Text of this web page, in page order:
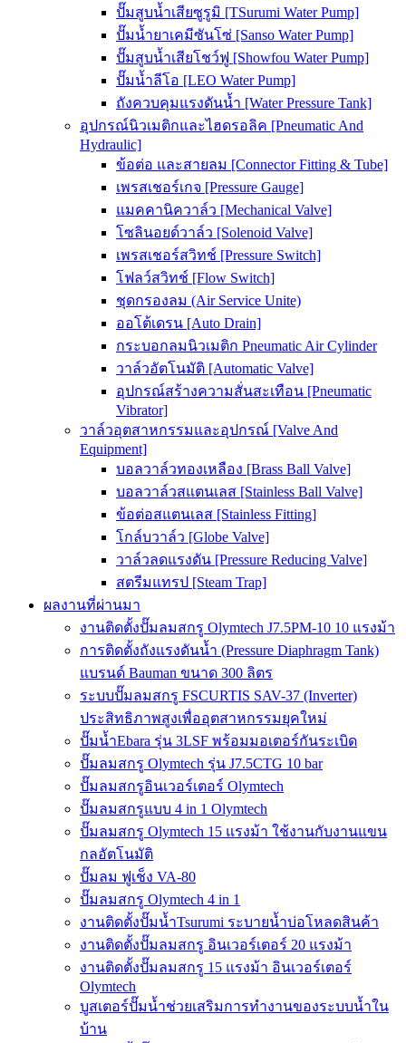
ปั๊มสูบน้ำเสียซูรูมิ [TSurumi Water Pump]
ปั๊มน้ำยาเคมีซันโซ่ [Sanso Water Pump]
ปั๊มสูบน้ำเสียโชว์ฟู [Showfou Water Pump]
ปั๊มน้ำลีโอ [LEO Water Pump]
ถังควบคุมแรงดันน้ำ [Water Pressure Tank]
อุปกรณ์นิวเมติกและไฮดรอลิค [Pneumatic And
Hydraulic]
ข้อต่อ และสายลม [Connector Fitting & Tube]
เพรสเชอร์เกจ [Pressure Gauge]
แมคคานิควาล์ว [Mechanical Valve]
โซลินอยด์วาล์ว [Solenoid Valve]
เพรสเชอร์สวิทช์ [Pressure Switch]
โฟลว์สวิทช์ [Flow Switch]
ชุดกรองลม (Air Service Unite)
ออโต้เดรน [Auto Drain]
กระบอกลมนิวเมติก Pneumatic Air Cylinder
วาล์วอัตโนมัติ [Automatic Valve]
อุปกรณ์สร้างความสั่นสะเทือน [Pneumatic
Vibrator]
วาล์วอุตสาหกรรมและอุปกรณ์ [Valve And
Equipment]
บอลวาล์วทองเหลือง [Brass Ball Valve]
บอลวาล์วสแตนเลส [Stainless Ball Valve]
ข้อต่อสแตนเลส [Stainless Fitting]
โกล์บวาล์ว [Globe Valve]
วาล์วลดแรงดัน [Pressure Reducing Valve]
สตรีมแทรป [Steam Trap]
ผลงานที่ผ่านมา
งานติดตั้งปั๊มลมสกรู Olymtech J7.5PM-10 10 แรงม้า
การติดตั้งถังแรงดันน้ำ (Pressure Diaphragm Tank)
แบรนด์ Bauman ขนาด 300 ลิตร
ระบบปั๊มลมสกรู FSCURTIS SAV-37 (Inverter)
ประสิทธิภาพสูงเพื่ออุตสาหกรรมยุคใหม่
ปั๊มน้ำEbara รุ่น 3LSF พร้อมมอเตอร์กันระเบิด
ปั๊มลมสกรู Olymtech รุ่น J7.5CTG 10 bar
ปั๊มลมสกรูอินเวอร์เตอร์ Olymtech
ปั๊มลมสกรูแบบ 4 in 1 Olymtech
ปั๊มลมสกรู Olymtech 15 แรงม้า ใช้งานกับงานแขน
กลอัตโนมัติ
ปั๊มลม ฟูเช็ง VA-80
ปั๊มลมสกรู Olymtech 4 in 1
งานติดตั้งปั๊มน้ำTsurumi ระบายน้ำบ่อโหลดสินค้า
งานติดตั้งปั๊มลมสกรู อินเวอร์เตอร์ 20 แรงม้า
งานติดตั้งปั๊มลมสกรู 15 แรงม้า อินเวอร์เตอร์
Olymtech
บูสเตอร์ปั๊มน้ำช่วยเสริมการทำงานของระบบน้ำใน
บ้าน